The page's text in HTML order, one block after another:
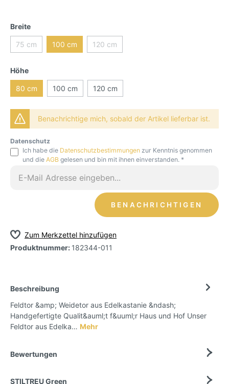
Breite
75 cm 100 cm 120 cm
Höhe
80 cm 100 cm 120 cm
Benachrichtige mich, sobald der Artikel lieferbar ist.
Datenschutz
Ich habe die Datenschutzbestimmungen zur Kenntnis genommen
und die AGB gelesen und bin mit ihnen einverstanden. *
BENACHRICHTIGEN
Zum Merkzettel hinzufügen
Produktnummer: 182344-011
Beschreibung
Feldtor &amp; Weidetor aus Edelkastanie &ndash;
Handgefertigte Qualit&auml;t f&uuml;r Haus und Hof Unser
Feldtor aus Edelka… Mehr
Bewertungen
STILTREU Green